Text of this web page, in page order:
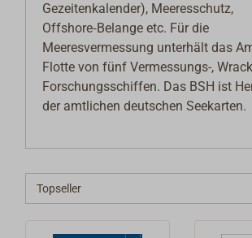
Gezeitenkalender), Meeresschutz,
Offshore‑Belange etc. Für die
Meeresvermessung unterhält das
Flotte von fünf Vermessungs-,
Forschungsschiffen. Das BSH ist
der amtlichen deutschen Seekarten.